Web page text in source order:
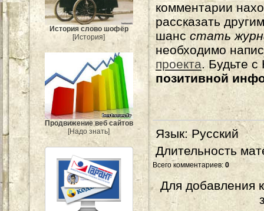
История слово шофёр
[История]
Продвижение веб сайтов
[Надо знать]
комментарии
рассказать
шанс стать
необходимо
проекта. Будьте
позитивной
Язык: Русский
Длительность
Всего комментариев: 0
Для добавления